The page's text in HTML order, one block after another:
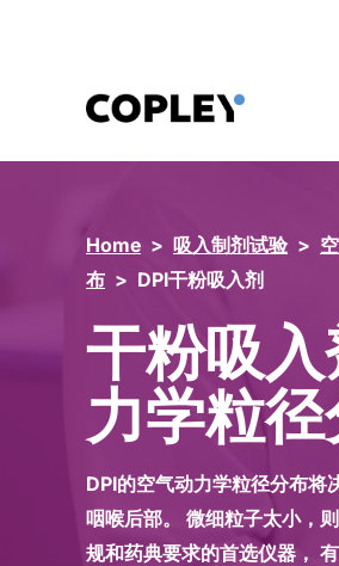
Home > 吸入制剂试验 >
布 > DPI干粉吸入剂
干粉吸
力学粒
DPI的空气动力学粒径分布将
咽喉后部。 微细粒子太小，
规和药典要求的首选仪器，